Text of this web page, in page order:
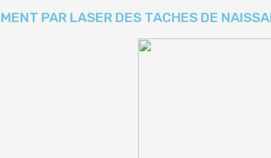
PAR LASER DES TACHES DE